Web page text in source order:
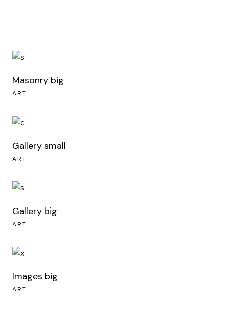
Masonry big
ART
Gallery small
ART
Gallery big
ART
Images big
ART